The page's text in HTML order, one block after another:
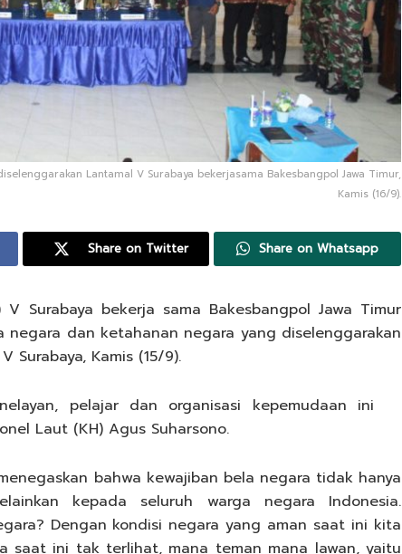
Lantamal V Surabaya bekerjasama Bakesbangpol Jawa Timur,
Kamis (16/9).
Share on Twitter Share on Whatsapp
Surabaya bekerja sama Bakesbangpol Jawa Timur
negara dan ketahanan negara yang diselenggarakan
Surabaya, Kamis (15/9).
pelajar dan organisasi kepemudaan ini
Laut (KH) Agus Suharsono.
bahwa kewajiban bela negara tidak hanya
kepada seluruh warga negara Indonesia.
Dengan kondisi negara yang aman saat ini kita
saat ini tak terlihat, mana teman mana lawan, yaitu